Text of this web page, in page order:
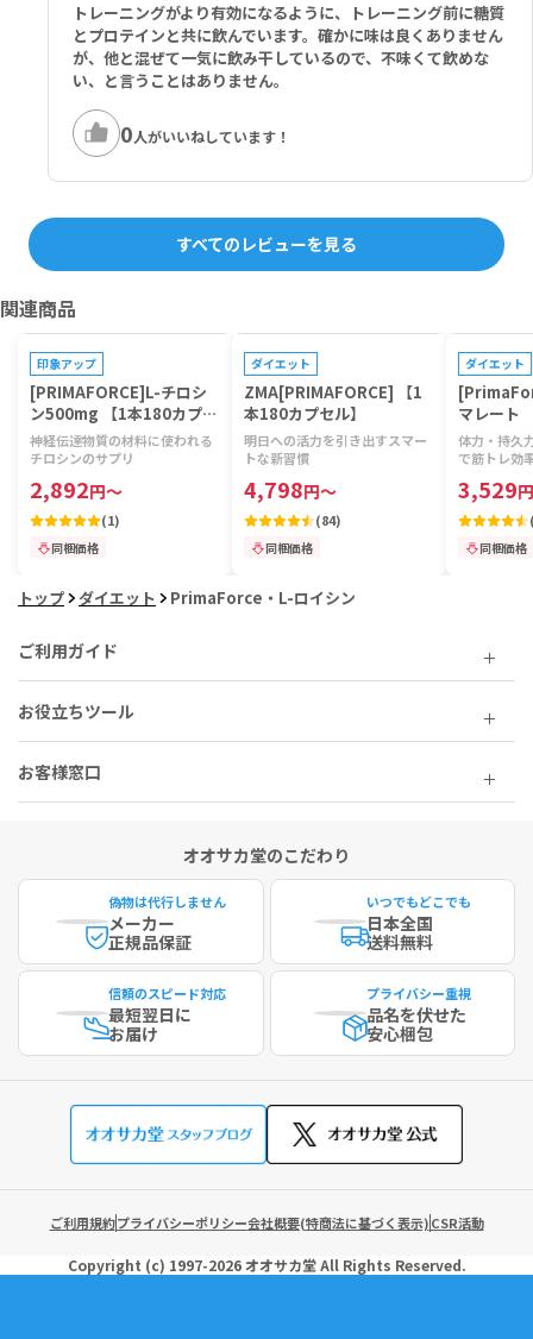
トレーニングがより有効になるように、トレーニング前に糖質
とプロテインと共に飲んでいます。確かに味は良くありません
が、他と混ぜて一気に飲み干しているので、不味くて飲めな
い、と言うことはありません。
0人がいいねしています！
すべてのレビューを見る
関連商品
プレゼントキャンペーン対象
印象アップ
[PRIMAFORCE]L-チロシ
ン500mg 【1本180カプセ
ル】
神経伝達物質の材料に使われる
チロシンのサプリ
2,892円～
(1)
同梱価格
ダイエット
ZMA[PRIMAFORCE] 【1
本180カプセル】
明日への活力を引き出すスマー
トな新習慣
4,798円～
(84)
同梱価格
ダイエット
マレート
体力・持久
で筋トレ効
3,529円
同梱価格
トップ ダイエット PrimaForce・L-ロイシン
ご利用ガイド
お役立ちツール
お客様窓口
オオサカ堂のこだわり
偽物は代行しません
メーカー
正規品保証
いつでもどこでも
日本全国
送料無料
信頼のスピード対応
最短翌日に
お届け
プライバシー重視
品名を伏せた
安心梱包
ご利用規約プライバシーポリシー会社概要(特商法に基づく表示)CSR活動
Copyright (c) 1997-2026 オオサカ堂All Rights Reserved.